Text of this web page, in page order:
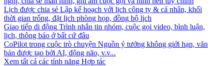
Lịch được chia sẻ Lập kế hoạch với lịch công ty & cá nhân, khối
thời gian trống, đặt lịch phòng họp, đồng bộ lịch
Giao tiếp di động Trình nhắn tin nhóm, cuộc gọi video, bình luận,
lịch, thông báo ở bất cứ đâu
CoPilot trong cuộc trò chuyện Nguồn ý tưởng không giới hạn, văn
bản được tạo bởi AI, động não, v.v...
Xem tất cả các tính năng Hợp tác